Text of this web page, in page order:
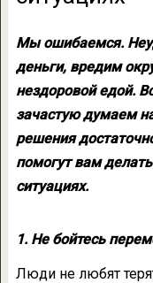
Мы ошибаемся.
деньги, вредим
нездоровой едой.
зачастую думаем
решения
помогут вам
ситуациях.
1. Не бойтесь
Люди не любят